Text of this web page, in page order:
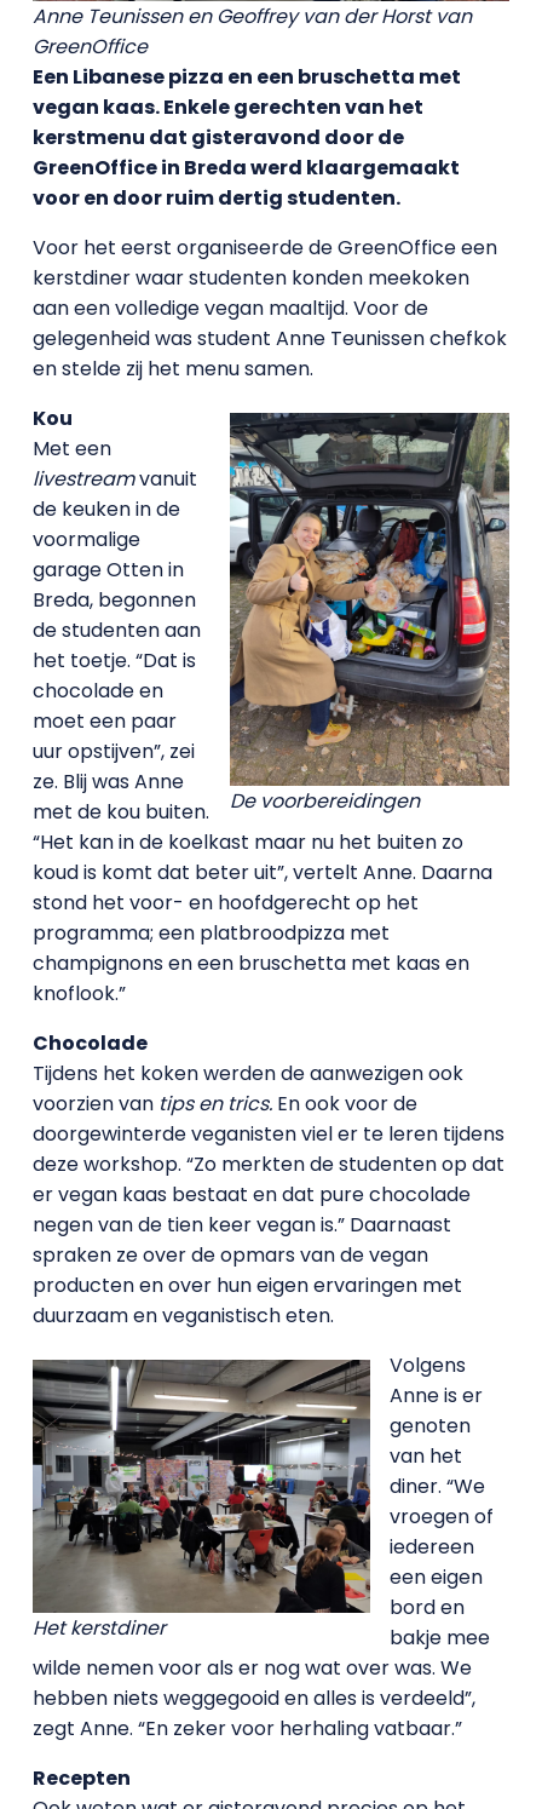
Anne Teunissen en Geoffrey van der Horst van
GreenOffice
Een Libanese pizza en een bruschetta met
vegan kaas. Enkele gerechten van het
kerstmenu dat gisteravond door de
GreenOffice in Breda werd klaargemaakt
voor en door ruim dertig studenten.
Voor het eerst organiseerde de GreenOffice een
kerstdiner waar studenten konden meekoken
aan een volledige vegan maaltijd. Voor de
gelegenheid was student Anne Teunissen chefkok
en stelde zij het menu samen.
De voorbereidingen
Kou
Met een
livestreamvanuit
de keuken in de
voormalige
garage Otten in
Breda, begonnen
de studenten aan
het toetje. “Dat is
chocolade en
moet een paar
uur opstijven”, zei
ze. Blij was Anne
met de kou buiten.
“Het kan in de koelkast maar nu het buiten zo
koud is komt dat beter uit”, vertelt Anne. Daarna
stond het voor- en hoofdgerecht op het
programma; een platbroodpizza met
champignons en een bruschetta met kaas en
knoflook.”
Chocolade
Tijdens het koken werden de aanwezigen ook
voorzien van tips en trics.En ook voor de
doorgewinterde veganisten viel er te leren tijdens
deze workshop. “Zo merkten de studenten op dat
er vegan kaas bestaat en dat pure chocolade
negen van de tien keer vegan is.” Daarnaast
spraken ze over de opmars van de vegan
producten en over hun eigen ervaringen met
duurzaam en veganistisch eten.
Het kerstdiner
Volgens
Anne is er
genoten
van het
diner. “We
vroegen of
iedereen
een eigen
bord en
bakje mee
wilde nemen voor als er nog wat over was. We
hebben niets weggegooid en alles is verdeeld”,
zegt Anne. “En zeker voor herhaling vatbaar.”
Recepten